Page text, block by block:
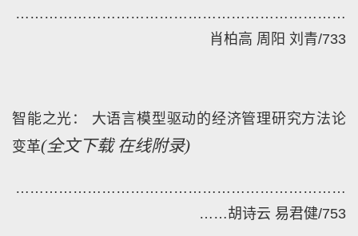
……………………………………………………………
肖柏高 周阳 刘青/733
智能之光： 大语言模型驱动的经济管理研究方法论
变革(全文下载在线附录)
… …………………………………………………………
……胡诗云 易君健/753